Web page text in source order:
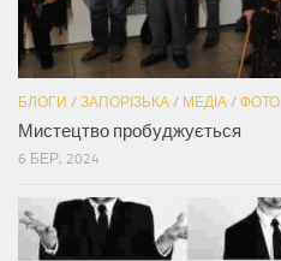
БЛОГИ / ЗАПОРІЗЬКА / МЕДІА / ФОТО
Мистецтво пробуджується
6 БЕР, 2024